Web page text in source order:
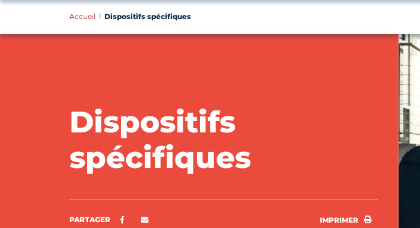
Accueil Dispositifs spécifiques
Dispositifs
spécifiques
PARTAGER Partager sur Facebook IMPRIMER